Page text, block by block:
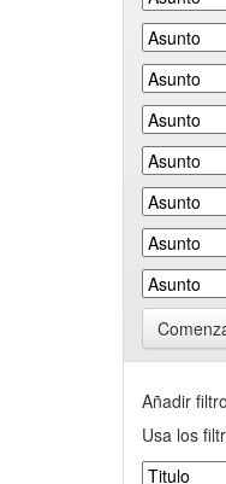
Añadir
Usa los